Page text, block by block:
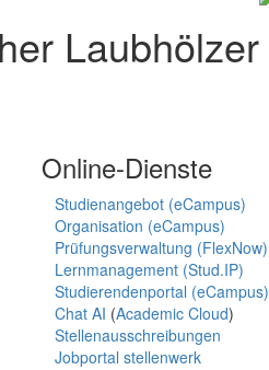
Laubhölzer
Online-Dienste
Studienangebot (eCampus)
Organisation (eCampus)
Prüfungsverwaltung (FlexNow)
Lernmanagement (Stud.IP)
Studierendenportal (eCampus)
Chat AI (Academic Cloud)
Stellenausschreibungen
Jobportal stellenwerk